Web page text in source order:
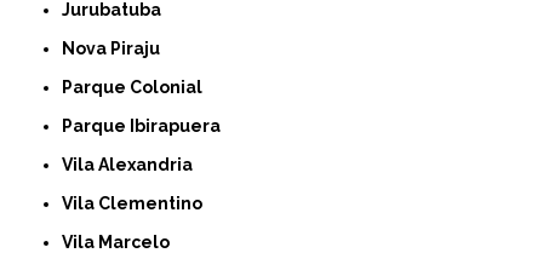
Jurubatuba
Nova Piraju
Parque Colonial
Parque Ibirapuera
Vila Alexandria
Vila Clementino
Vila Marcelo